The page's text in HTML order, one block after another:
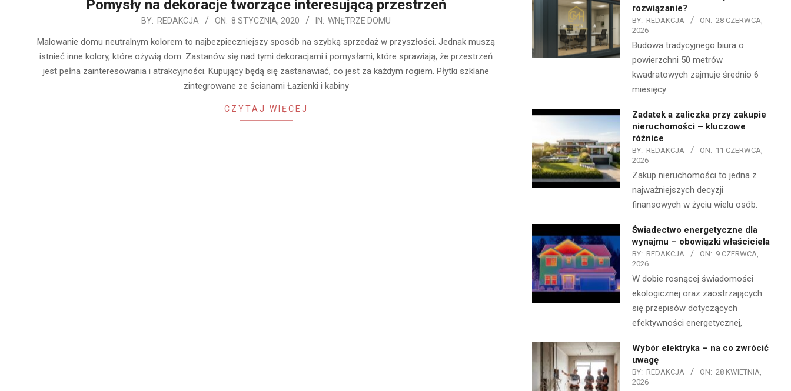
Pomysły na dekoracje tworzące interesującą przestrzeń
BY: REDAKCJA ON: 8 STYCZNIA, 2020 IN: WNĘTRZE DOMU
Malowanie domu neutralnym kolorem to najbezpieczniejszy sposób na szybką sprzedaż w przyszłości. Jednak muszą
istnieć inne kolory, które ożywią dom. Zastanów się nad tymi dekoracjami i pomysłami, które sprawiają, że przestrzeń
jest pełna zainteresowania i atrakcyjności. Kupujący będą się zastanawiać, co jest za każdym rogiem. Płytki szklane
zintegrowane ze ścianami Łazienki i kabiny
CZYTAJ WIĘCEJ
rozwiązanie?
BY: REDAKCJA ON: 28 CZERWCA,
2026
Budowa tradycyjnego biura o
powierzchni 50 metrów
kwadratowych zajmuje średnio 6
miesięcy
Zadatek a zaliczka przy zakupie
nieruchomości – kluczowe
różnice
BY: REDAKCJA ON: 11 CZERWCA,
2026
Zakup nieruchomości to jedna z
najważniejszych decyzji
finansowych w życiu wielu osób.
Świadectwo energetyczne dla
wynajmu – obowiązki właściciela
BY: REDAKCJA ON: 9 CZERWCA,
2026
W dobie rosnącej świadomości
ekologicznej oraz zaostrzających
się przepisów dotyczących
efektywności energetycznej,
Wybór elektryka – na co zwrócić
uwagę
BY: REDAKCJA ON: 28 KWIETNIA,
2026